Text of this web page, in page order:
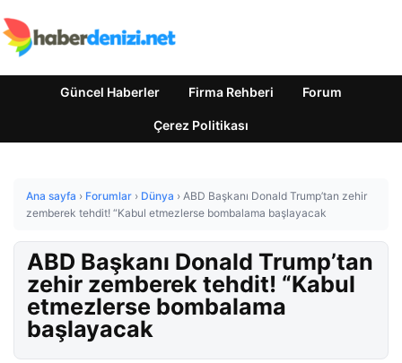
Güncel Haberler Firma Rehberi Forum
Çerez Politikası
Ana sayfa › Forumlar › Dünya › ABD Başkanı Donald Trump’tan zehir
zemberek tehdit! “Kabul etmezlerse bombalama başlayacak
ABD Başkanı Donald Trump’tan
zehir zemberek tehdit! “Kabul
etmezlerse bombalama
başlayacak